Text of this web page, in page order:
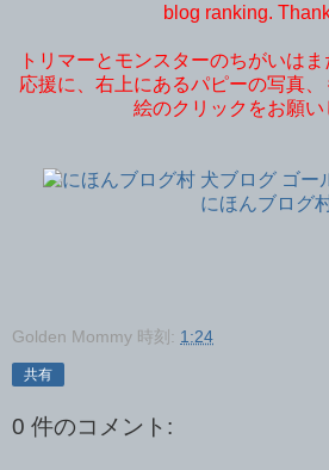
blog ranking.
トリマーとモンスターのちがいは
応援に、右上にあるパピーの写真
絵のクリックをお願い
にほんブログ
Golden Mommy 時刻: 1:24
共有
0 件のコメント: